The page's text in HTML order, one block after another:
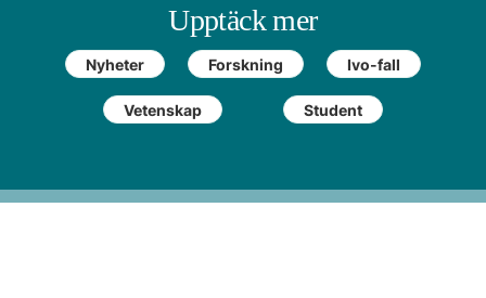
Upptäck mer
Nyheter Forskning Ivo-fall
Vetenskap Student